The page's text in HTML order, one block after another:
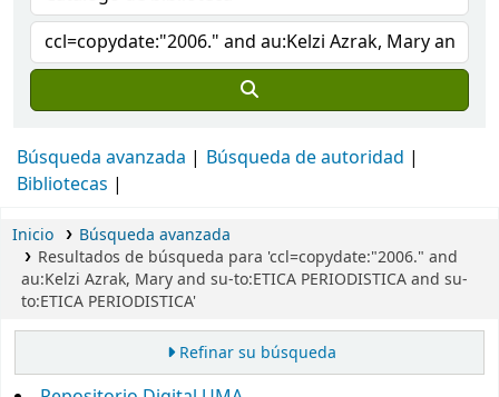
Búsqueda avanzada
Búsqueda de autoridad
Bibliotecas
Inicio
Búsqueda avanzada
Resultados de búsqueda para 'ccl=copydate:"2006." and
au:Kelzi Azrak, Mary and su-to:ETICA PERIODISTICA and su-
to:ETICA PERIODISTICA'
Refinar su búsqueda